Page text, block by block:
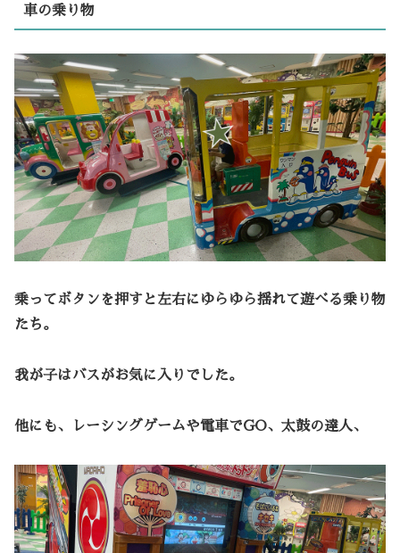
車の乗り物
乗ってボタンを押すと左右にゆらゆら揺れて遊べる乗り物
たち。
我が子はバスがお気に入りでした。
他にも、レーシングゲームや電車でGO、太鼓の達人、